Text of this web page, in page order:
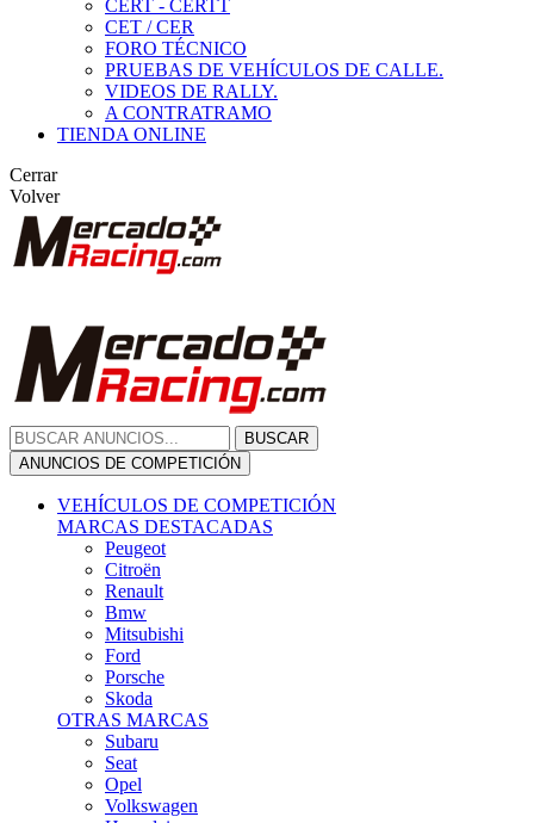
CERT - CERTT
CET / CER
FORO TÉCNICO
PRUEBAS DE VEHÍCULOS DE CALLE.
VIDEOS DE RALLY.
A CONTRATRAMO
TIENDA ONLINE
Cerrar
Volver
BUSCAR
ANUNCIOS DE COMPETICIÓN
VEHÍCULOS DE COMPETICIÓN
MARCAS DESTACADAS
Peugeot
Citroën
Renault
Bmw
Mitsubishi
Ford
Porsche
Skoda
OTRAS MARCAS
Subaru
Seat
Opel
Volkswagen
Hyundai
Fiat, Alfa Romeo, Lancia, Jeep